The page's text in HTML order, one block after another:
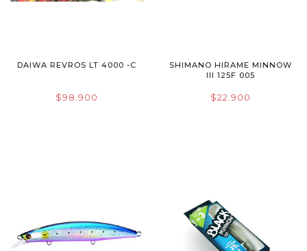
DAIWA REVROS LT 4000 -C
$98.900
SHIMANO HIRAME MINNOW
III 125F 005
$22.900